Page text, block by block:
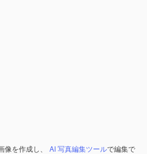
を作成し、 AI 写真編集ツールで編集で